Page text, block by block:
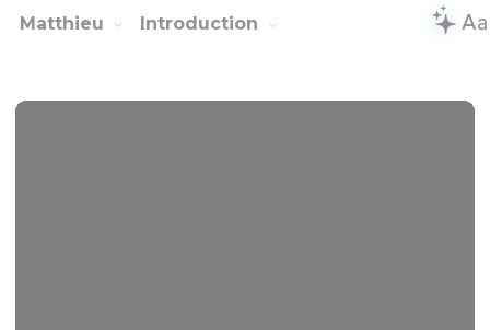
Matthieu Introduction